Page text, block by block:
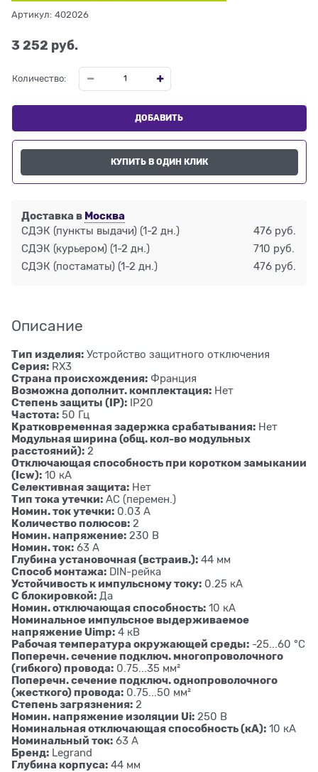
Артикул: 402026
3 252 руб.
Количество:
ДОБАВИТЬ
КУПИТЬ В ОДИН КЛИК
Доставка в Москва
СДЭК (пункты выдачи) (1-2 дн.)
476 руб.
СДЭК (курьером) (1-2 дн.)
710 руб.
СДЭК (постаматы) (1-2 дн.) 476 руб.
Описание
Тип изделия: Устройство защитного отключения
Серия: RX3
Страна происхождения: Франция
Возможна дополнит. комплектация: Нет
Степень защиты (IP): IP20
Частота: 50 Гц
Кратковременная задержка срабатывания: Нет
Модульная ширина (общ. кол-во модульных
расстояний): 2
Отключающая способность при коротком замыкании
(Icw): 10 кА
Селективная защита: Нет
Тип тока утечки: AC (перемен.)
Номин. ток утечки: 0.03 А
Количество полюсов: 2
Номин. напряжение: 230 В
Номин. ток: 63 А
Глубина установочная (встраив.): 44 мм
Способ монтажа: DIN-рейка
Устойчивость к импульсному току: 0.25 кА
С блокировкой: Да
Номин. отключающая способность: 10 кА
Номинальное импульсное выдерживаемое
напряжение Uimp: 4 кВ
Рабочая температура окружающей среды: -25...60 °C
Поперечн. сечение подключ. многопроволочного
(гибкого) провода: 0.75...35 мм²
Поперечн. сечение подключ. однопроволочного
(жесткого) провода: 0.75...50 мм²
Степень загрязнения: 2
Номин. напряжение изоляции Ui: 250 В
Номинальная отключающая способность (кА): 10 кА
Номинальный ток: 63 А
Бренд: Legrand
Глубина корпуса: 44 мм